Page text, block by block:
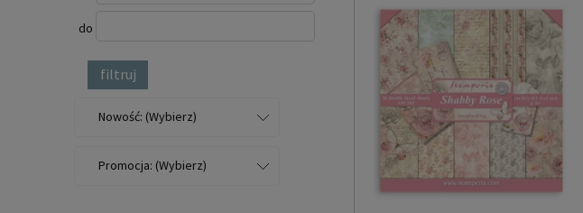
do
filtruj
Nowość: (Wybierz)
Promocja: (Wybierz)